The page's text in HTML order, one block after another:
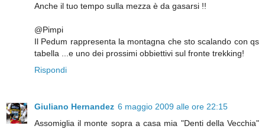
Anche il tuo tempo sulla mezza è da gasarsi !!
@Pimpi
Il Pedum rappresenta la montagna che sto scalando con qs
tabella ...e uno dei prossimi obbiettivi sul fronte trekking!
Rispondi
Giuliano Hernandez 6 maggio 2009 alle ore 22:15
Assomiglia il monte sopra a casa mia "Denti della Vecchia"